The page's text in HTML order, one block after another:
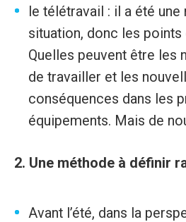
le télétravail : il a été une
situation, donc les points
Quelles peuvent être les
de travailler et les
conséquences dans les
équipements. Mais de
2. Une méthode à définir
Avant l’été, dans la